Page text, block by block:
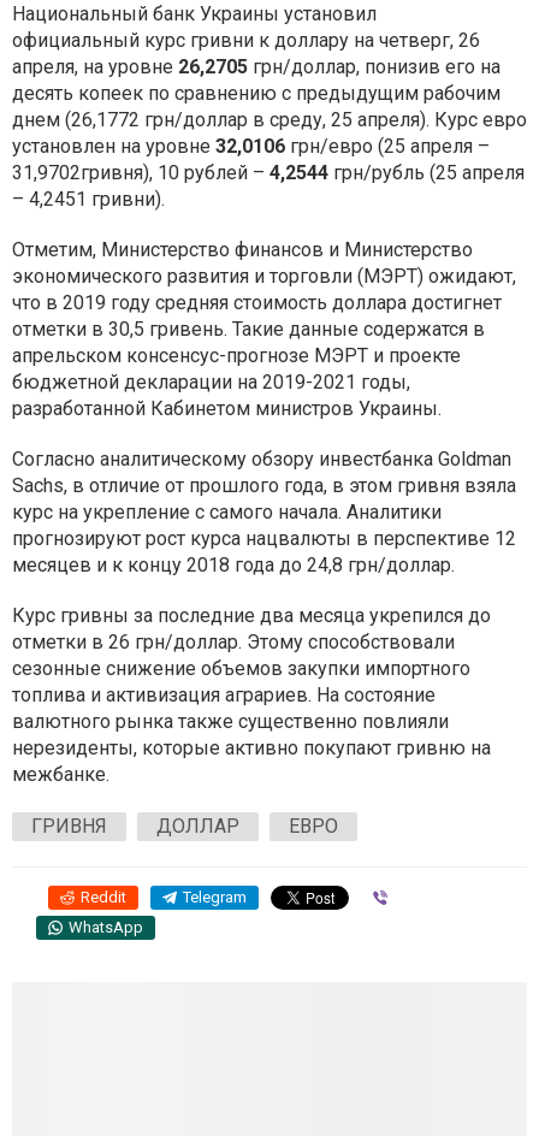
Национальный банк Украины установил
официальный курс гривни к доллару на четверг, 26
апреля, на уровне 26,2705 грн/доллар, понизив его на
десять копеек по сравнению с предыдущим рабочим
днем (26,1772 грн/доллар в среду, 25 апреля). Курс евро
установлен на уровне 32,0106 грн/евро (25 апреля –
31,9702гривня), 10 рублей – 4,2544 грн/рубль (25 апреля
– 4,2451 гривни).
Отметим, Министерство финансов и Министерство
экономического развития и торговли (МЭРТ) ожидают,
что в 2019 году средняя стоимость доллара достигнет
отметки в 30,5 гривень. Такие данные содержатся в
апрельском консенсус-прогнозе МЭРТ и проекте
бюджетной декларации на 2019-2021 годы,
разработанной Кабинетом министров Украины.
Согласно аналитическому обзору инвестбанка Goldman
Sachs, в отличие от прошлого года, в этом гривня взяла
курс на укрепление с самого начала. Аналитики
прогнозируют рост курса нацвалюты в перспективе 12
месяцев и к концу 2018 года до 24,8 грн/доллар.
Курс гривны за последние два месяца укрепился до
отметки в 26 грн/доллар. Этому способствовали
сезонные снижение объемов закупки импортного
топлива и активизация аграриев. На состояние
валютного рынка также существенно повлияли
нерезиденты, которые активно покупают гривню на
межбанке.
ГРИВНЯ ДОЛЛАР ЕВРО
Reddit Telegram
WhatsApp